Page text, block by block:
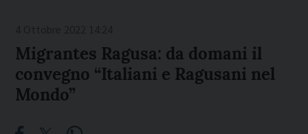
Migrantes Ragusa: da domani il
convegno “Italiani e Ragusani nel
Mondo”